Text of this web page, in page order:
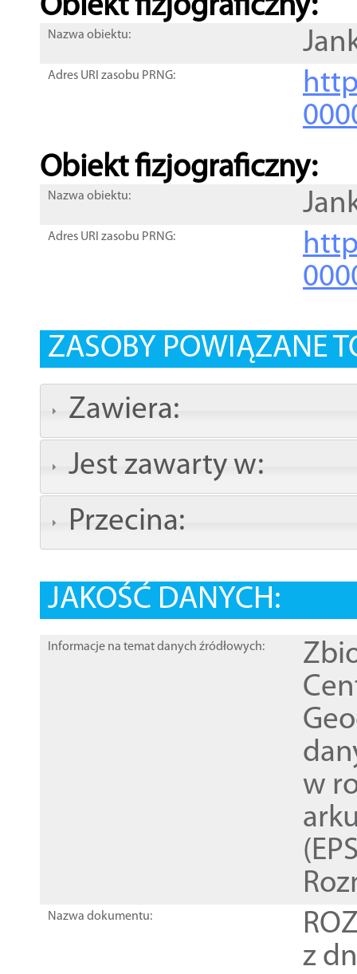
Obiekt fizjograficzny:
Nazwa obiektu:
Adres URI zasobu PRNG:
Obiekt fizjograficzny:
Nazwa obiektu:
Adres URI zasobu PRNG:
ZASOBY POWIĄZANE
Zawiera:
Jest zawarty w:
Przecina:
JAKOŚĆ DANYCH:
Informacje na temat danych źródłowych:
w
Nazwa dokumentu:
z